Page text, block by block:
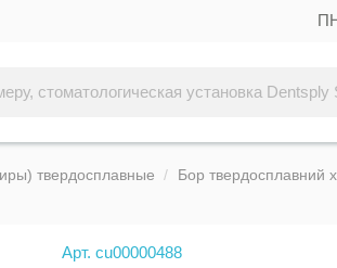
твердосплавные Бор твердосплавний
Арт. cu00000488